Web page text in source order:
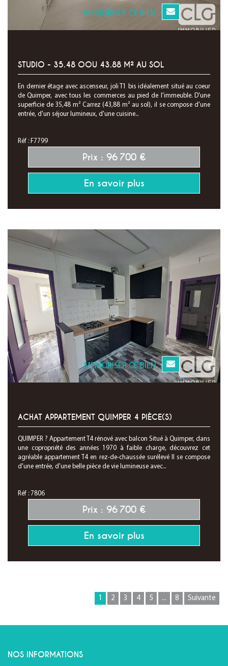
MEMORISER CE BIEN
STUDIO - 35.48 OOU 43.88 M² AU SOL
En dernier étage avec ascenseur, joli T1 bis idéalement situé au coeur
de Quimper, avec tous les commerces au pied de l'immeuble. D'une
superficie de 35,48 m² Carrez (43,88 m² au sol), il se compose d'une
entrée, d'un séjour lumineux, d'une cuisine...
Réf : F7799
Prix : 96 700 €
En savoir plus
MEMORISER CE BIEN
ACHAT APPARTEMENT QUIMPER 4 PIÈCE(S)
QUIMPER ? Appartement T4 rénové avec balcon Situé à Quimper, dans
une copropriété des années 1970 à faible charge, découvrez cet
agréable appartement T4 en rez-de-chaussée surélevé Il se compose
d'une entrée, d'une belle pièce de vie lumineuse avec...
Réf : 7806
Prix : 96 700 €
En savoir plus
1 2 3 4 5 ... 8 Suivante
NOS INFORMATIONS